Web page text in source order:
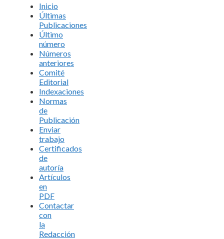
Inicio
Últimas
Publicaciones
Último
número
Números
anteriores
Comité
Editorial
Indexaciones
Normas
de
Publicación
Enviar
trabajo
Certificados
de
autoría
Artículos
en
PDF
Contactar
con
la
Redacción